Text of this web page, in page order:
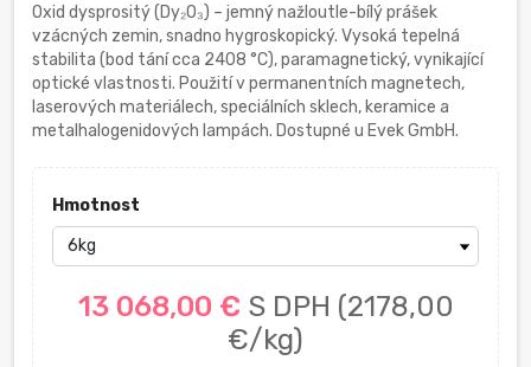
Oxid dysprositý (Dy₂O₃) – jemný nažloutle-bílý prášek
vzácných zemin, snadno hygroskopický. Vysoká tepelná
stabilita (bod tání cca 2408 °C), paramagnetický, vynikající
optické vlastnosti. Použití v permanentních magnetech,
laserových materiálech, speciálních sklech, keramice a
metalhalogenidových lampách. Dostupné u Evek GmbH.
Hmotnost
13 068,00 € S DPH (2178,00
€/kg)